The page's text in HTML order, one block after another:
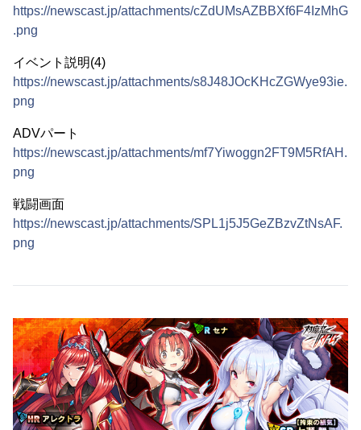
https://newscast.jp/attachments/cZdUMsAZBBXf6F4IzMhG
.png
イベント説明(4)
https://newscast.jp/attachments/s8J48JOcKHcZGWye93ie.
png
ADVパート
https://newscast.jp/attachments/mf7Yiwoggn2FT9M5RfAH.
png
戦闘画面
https://newscast.jp/attachments/SPL1j5J5GeZBzvZtNsAF.
png